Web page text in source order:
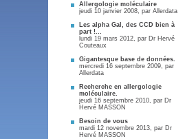
Allergologie moléculaire
jeudi 10 janvier 2008, par Allerdata
Les alpha Gal, des CCD bien à
part !...
lundi 19 mars 2012, par Dr Hervé
Couteaux
Gigantesque base de données.
mercredi 16 septembre 2009, par
Allerdata
Recherche en allergologie
moléculaire.
jeudi 16 septembre 2010, par Dr
Hervé MASSON
Besoin de vous
mardi 12 novembre 2013, par Dr
Hervé MASSON